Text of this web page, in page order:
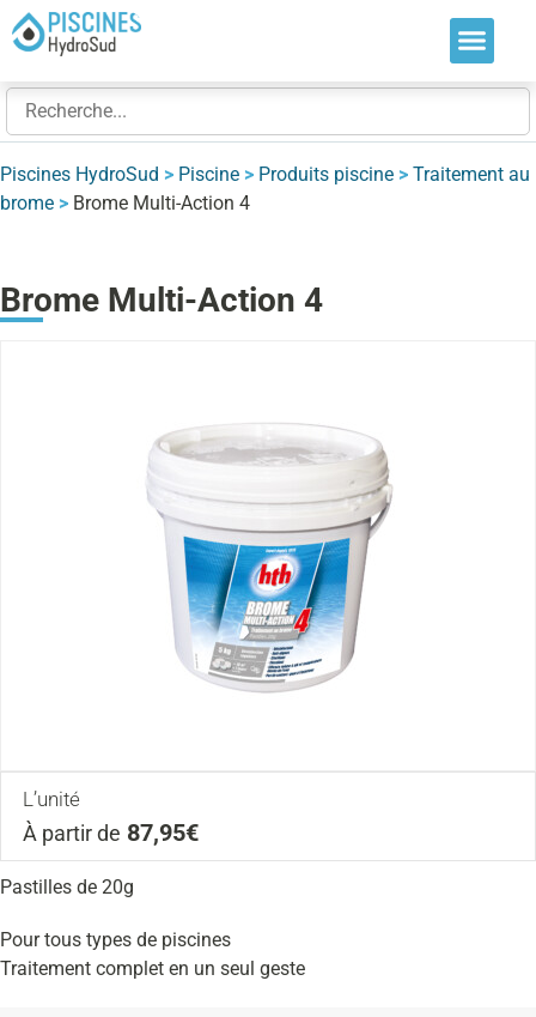
Piscines HydroSud > Piscine > Produits piscine > Traitement au
brome > Brome Multi-Action 4
Brome Multi-Action 4
L’unité
À partir de 87,95€
Pastilles de 20g
Pour tous types de piscines
Traitement complet en un seul geste